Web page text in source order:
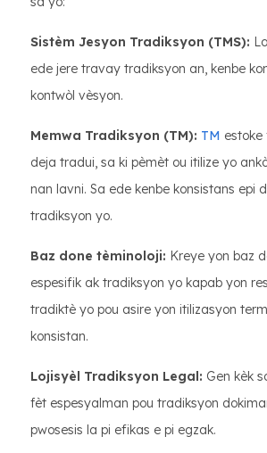
Sistèm Jesyon Tradiksyon (TMS):
ede jere travay tradiksyon an, kenbe
kontwòl vèsyon.
Memwa Tradiksyon (TM): TM
deja tradui, sa ki pèmèt ou itilize yo
nan lavni. Sa ede kenbe konsistans epi
tradiksyon yo.
Baz done tèminoloji: Kreye yon baz
espesifik ak tradiksyon yo kapab yon
tradiktè yo pou asire yon itilizasyon
konsistan.
Lojisyèl Tradiksyon Legal: Gen kèk
fèt espesyalman pou tradiksyon
pwosesis la pi efikas e pi egzak.